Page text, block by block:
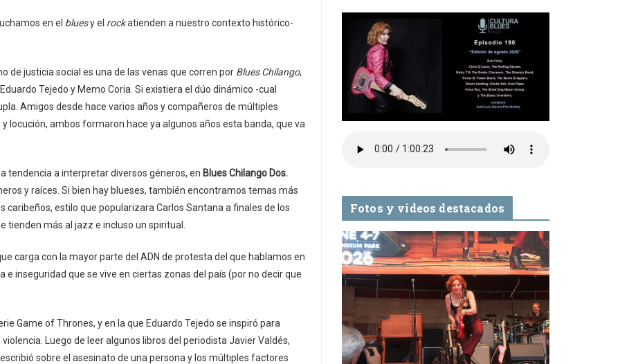
en el bluesy el rockatienden a nuestro contexto histórico-
de justicia social es una de las venas que corren por Blues Chilango,
Tejedo y Memo Coria. Si existiera el dúo dinámico -cual
Amigos desde hace varios años y compañeros de múltiples
locución, ambos formaron hace ya algunos años esta banda, que va
tendencia a interpretar diversos géneros, en Blues Chilango Dos.
y raíces. Si bien hay blueses, también encontramos temas más
caribeños, estilo que popularizara Carlos Santana a finales de los
más al jazz e incluso un spiritual.
carga con la mayor parte del ADN de protesta del que hablamos en
e inseguridad que se vive en ciertas zonas del país (por no decir que
Game of Thrones, y en la que Eduardo Tejedo se inspiró para
Luego de leer algunos libros del periodista Javier Valdés,
sobre el asesinato de una persona y los múltiples factores
Fotos y videos destacados